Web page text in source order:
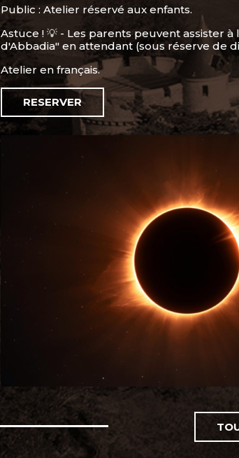
Public : Atelier réservé aux enfants.
Astuce ! 💡 - Les parents peuvent assister à
d'Abbadia" en attendant (sous réserve de
Atelier en français.
RESERVER